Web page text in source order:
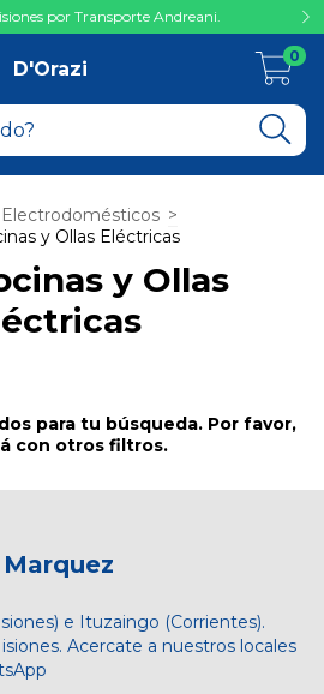
por Transporte Andreani.
D'Orazi
0
Electrodomésticos >
y Ollas Eléctricas
y Ollas
para tu búsqueda. Por favor,
con otros filtros.
e Ituzaingo (Corrientes).
Acercate a nuestros locales